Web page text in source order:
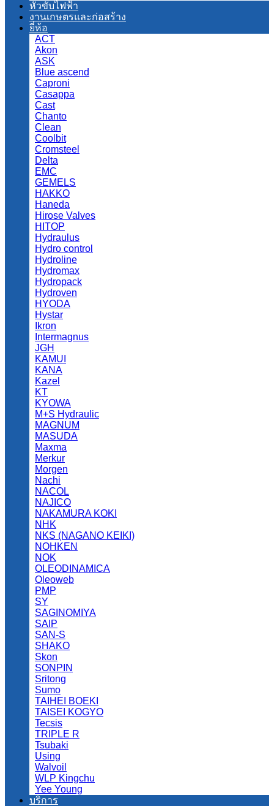
หัวขับไฟฟ้า
งานเกษตรและก่อสร้าง
ยี่ห้อ
ACT
Akon
ASK
Blue ascend
Caproni
Casappa
Cast
Chanto
Clean
Coolbit
Cromsteel
Delta
EMC
GEMELS
HAKKO
Haneda
Hirose Valves
HITOP
Hydraulus
Hydro control
Hydroline
Hydromax
Hydropack
Hydroven
HYODA
Hystar
Ikron
Intermagnus
JGH
KAMUI
KANA
Kazel
KT
KYOWA
M+S Hydraulic
MAGNUM
MASUDA
Maxma
Merkur
Morgen
Nachi
NACOL
NAJICO
NAKAMURA KOKI
NHK
NKS (NAGANO KEIKI)
NOHKEN
NOK
OLEODINAMICA
Oleoweb
PMP
SY
SAGINOMIYA
SAIP
SAN-S
SHAKO
Skon
SONPIN
Sritong
Sumo
TAIHEI BOEKI
TAISEI KOGYO
Tecsis
TRIPLE R
Tsubaki
Using
Walvoil
WLP Kingchu
Yee Young
บริการ